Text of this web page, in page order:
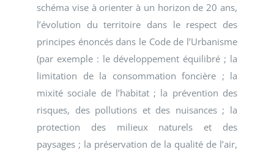
schéma vise à orienter à un horizon de 20 ans,
l’évolution du territoire dans le respect des
principes énoncés dans le Code de l’Urbanisme
(par exemple : le développement équilibré ; la
limitation de la consommation foncière ; la
mixité sociale de l’habitat ; la prévention des
risques, des pollutions et des nuisances ; la
protection des milieux naturels et des
paysages ; la préservation de la qualité de l’air,